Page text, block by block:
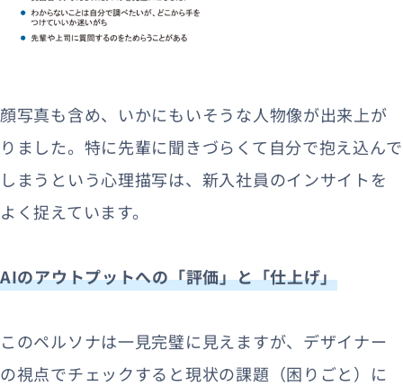
顔写真も含め、いかにもいそうな人物像が出来上が
りました。特に先輩に聞きづらくて自分で抱え込んで
しまうという心理描写は、新入社員のインサイトを
よく捉えています。
AIのアウトプットへの「評価」と「仕上げ」
このペルソナは一見完璧に見えますが、デザイナー
の視点でチェックすると現状の課題（困りごと）に